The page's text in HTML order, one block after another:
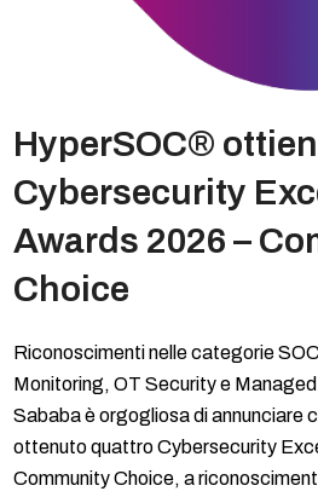
HyperSOC®
Cybersecurity
Awards 2026 –
Choice
Riconoscimenti nelle categorie
Monitoring, OT Security e
Sababa è orgogliosa di annunciare
ottenuto quattro Cybersecurity
Community Choice, a